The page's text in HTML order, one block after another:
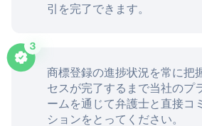
引を完了できます。
商標登録の進捗状況を常に把
セスが完了するまで当社のプ
ームを通じて弁護士と直接コ
ションをとってください。